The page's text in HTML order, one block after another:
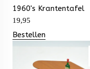
1960's Krantentafel
19,95
Bestellen